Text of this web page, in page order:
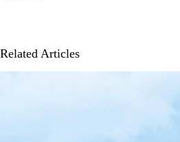
Related Articles